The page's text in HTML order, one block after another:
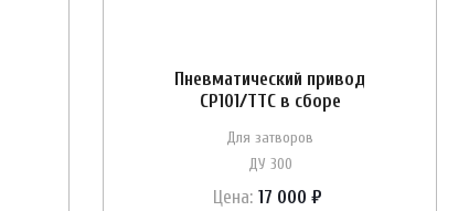
Пневматический привод
CP101/ТТС в сборе
Для затворов
ДУ 300
Цена: 17 000 ₽